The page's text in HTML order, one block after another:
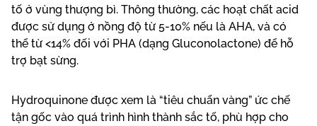
tố ở vùng thượng bì. Thông thường, các hoạt chất acid
được sử dụng ở nồng độ từ 5-10% nếu là AHA, và có
thể từ <14% đối với PHA (dạng Gluconolactone) để hỗ
trợ bạt sừng.
Hydroquinone được xem là “tiêu chuẩn vàng” ức chế
tận gốc vào quá trình hình thành sắc tố, phù hợp cho